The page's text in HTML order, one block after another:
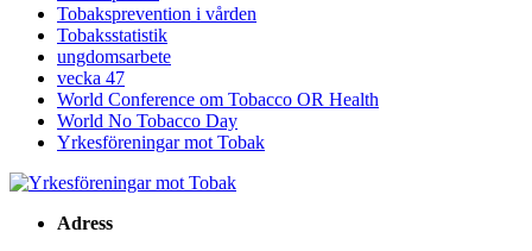
Tobaksprevention i vården
Tobaksstatistik
ungdomsarbete
vecka 47
World Conference om Tobacco OR Health
World No Tobacco Day
Yrkesföreningar mot Tobak
Adress